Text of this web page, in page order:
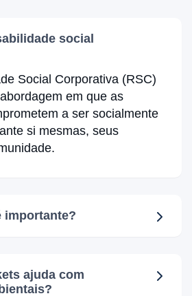
social
Social Corporativa (RSC)
em que as
a ser socialmente
si mesmas, seus
importante?
ajuda com